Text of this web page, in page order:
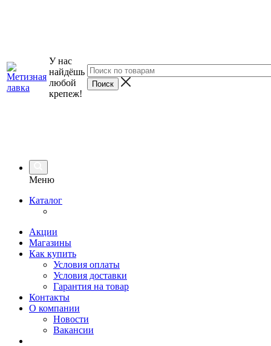
У нас
найдёшь
любой
крепеж!
Меню
Каталог
Акции
Магазины
Как купить
Условия оплаты
Условия доставки
Гарантия на товар
Контакты
О компании
Новости
Вакансии